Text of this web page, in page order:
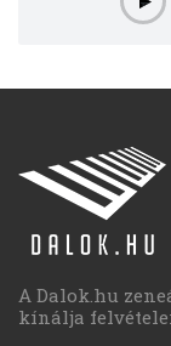
A Dalok.hu
kínálja